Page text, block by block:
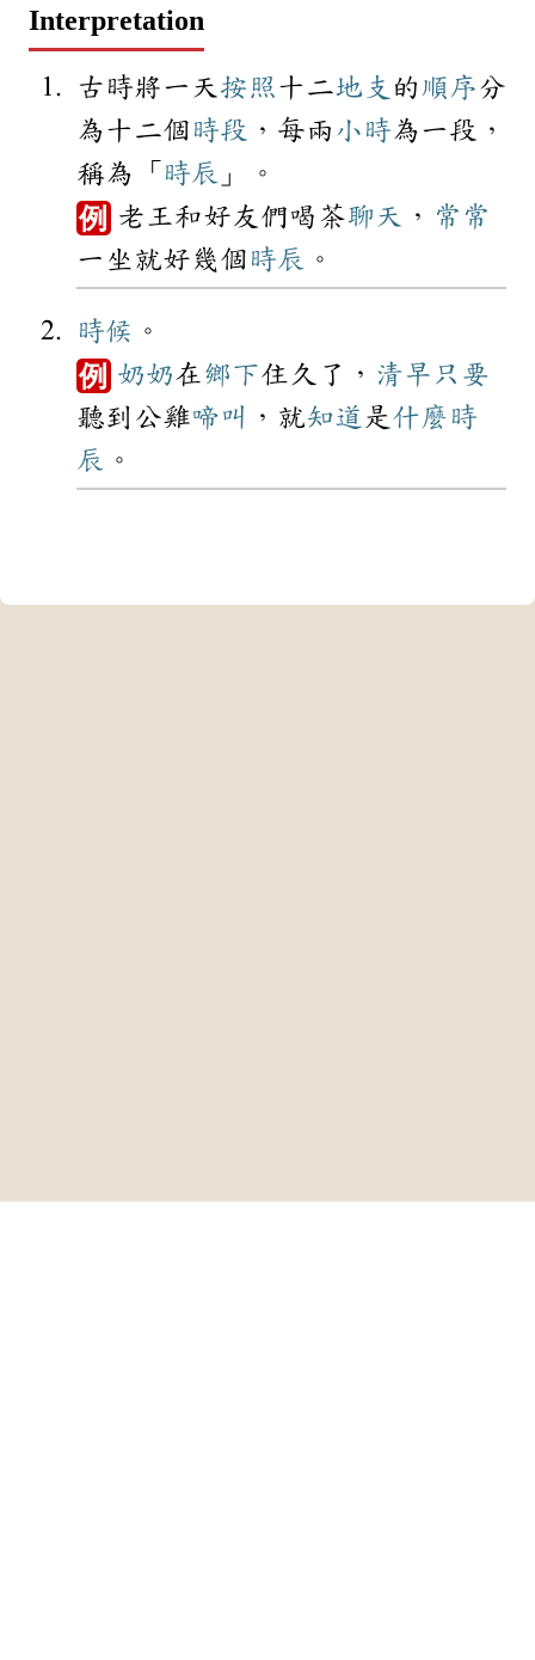
Interpretation
古時將一天 按照 十二地支 的 順序分
為十二個 時段 ，每兩 小時為一段，
稱為「 時辰 」。
例 老王和好友們喝茶聊天 ， 常常
一坐就好幾個 時辰 。
時候 。
例 奶奶在 鄉下住久了， 清早 只要
聽到公雞啼叫 ，就知道 是 什麼 時
辰 。